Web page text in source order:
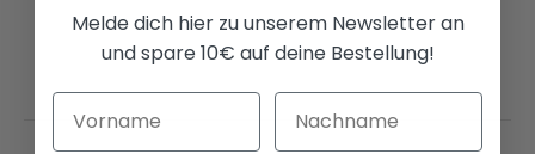
Melde dich hier zu unserem Newsletter an
und spare 10€ auf deine Bestellung!